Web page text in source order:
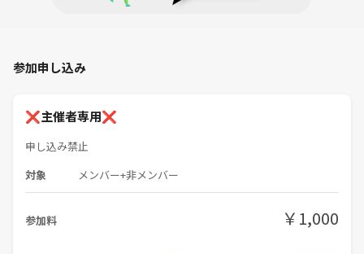
飲食代
◆場所について
ビアガーデン会場は参加者さんに✉️
新宿のゴジラのすぐ近くの場所の屋上予定🌌
☂️雨天時について
ご了承ください。
参加申し込み
❌主催者専用❌
申し込み禁止
対象 メンバー+非メンバー
参加料 ￥1,000